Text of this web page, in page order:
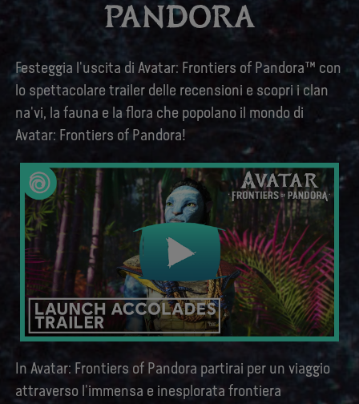
PANDORA
Festeggia l'uscita di Avatar: Frontiers of Pandora™ con
lo spettacolare trailer delle recensioni e scopri i clan
na'vi, la fauna e la flora che popolano il mondo di
Avatar: Frontiers of Pandora!
In Avatar: Frontiers of Pandora partirai per un viaggio
attraverso l'immensa e inesplorata frontiera